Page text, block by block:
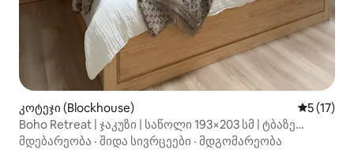
კოტეჯი (Blockhouse) საშუალო
5 (17)
Boho Retreat | ჯაკუზი | საწოლი 193×203 სმ | ტბაზე
გასასვლელი
მდებარეობა · შიდა სივრცეები · მდგომარეობა